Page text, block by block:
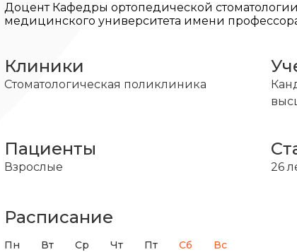
Доцент Кафедры ортопедической
медицинского университета имени
Клиники
Стоматологическая поликлиника
Пациенты
Взрослые 26
Расписание
Пн Вт Ср Чт Пт Сб Вс